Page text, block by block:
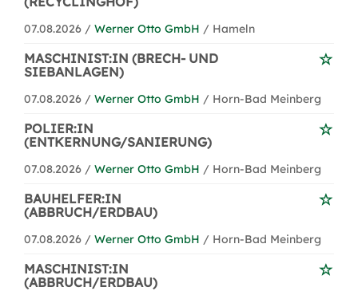
07.08.2026 / Werner Otto GmbH / Hameln
MASCHINIST:IN (BRECH- UND
SIEBANLAGEN)
07.08.2026 / Werner Otto GmbH / Horn-Bad Meinberg
POLIER:IN
(ENTKERNUNG/SANIERUNG)
07.08.2026 / Werner Otto GmbH / Horn-Bad Meinberg
BAUHELFER:IN
(ABBRUCH/ERDBAU)
07.08.2026 / Werner Otto GmbH / Horn-Bad Meinberg
MASCHINIST:IN
(ABBRUCH/ERDBAU)